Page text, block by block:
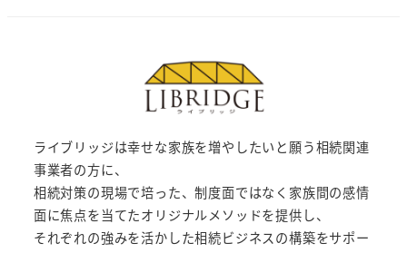
送
り
ライブリッジは幸せな家族を増やしたいと願う相続関連
事業者の方に、
相続対策の現場で培った、制度面ではなく家族間の感情
面に焦点を当てたオリジナルメソッドを提供し、
それぞれの強みを活かした相続ビジネスの構築をサポー